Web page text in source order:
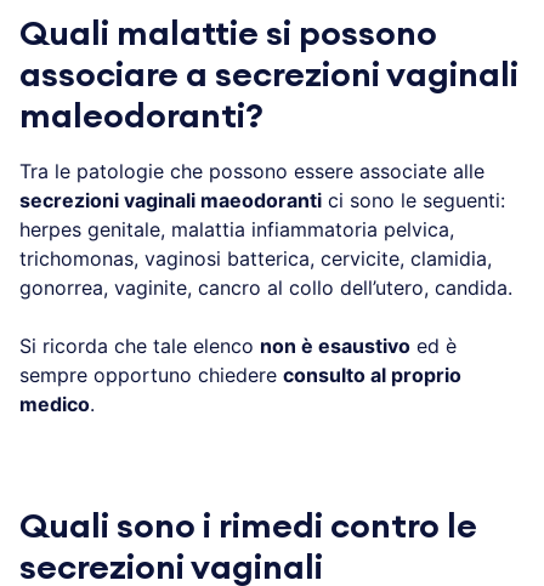
Quali malattie si possono
associare a secrezioni vaginali
maleodoranti?
Tra le patologie che possono essere associate alle
secrezioni vaginali maeodoranti ci sono le seguenti:
herpes genitale, malattia infiammatoria pelvica,
trichomonas, vaginosi batterica, cervicite, clamidia,
gonorrea, vaginite, cancro al collo dell’utero, candida.
Si ricorda che tale elenco non è esaustivo ed è
sempre opportuno chiedere consulto al proprio
medico.
Quali sono i rimedi contro le
secrezioni vaginali